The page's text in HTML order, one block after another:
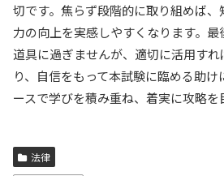
切です。焦らず段階的に取り組めば
力の向上を実感しやすくなります。
道具に過ぎませんが、適切に活用す
り、自信をもって本試験に臨める助
ースで学びを積み重ね、着実に攻略を
法律